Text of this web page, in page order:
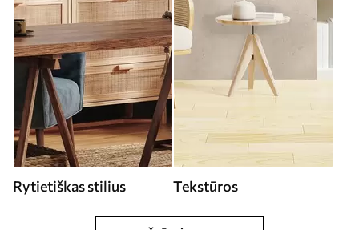
Rytietiškas stilius Tekstūros